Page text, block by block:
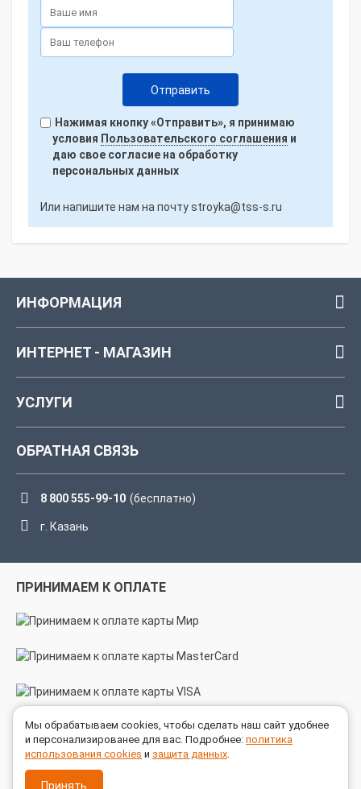
Нажимая кнопку «Отправить», я принимаю
условия Пользовательского соглашения и
даю свое согласие на обработку
персональных данных
Или напишите нам на почтуstroyka@tss-s.ru
ИНФОРМАЦИЯ
ИНТЕРНЕТ - МАГАЗИН
УСЛУГИ
ОБРАТНАЯ СВЯЗЬ
8 800 555-99-10 (бесплатно)
г. Казань
ПРИНИМАЕМ К ОПЛАТЕ
МЫ В СОЦСЕТЯХ
Мы обрабатываем cookies, чтобы сделать наш сайт удобнее
и персонализированее для вас. Подробнее: политика
использования cookies и защита данных.
Принять